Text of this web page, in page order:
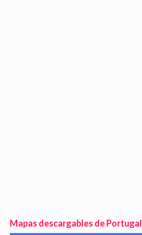
Mapas descargables de Portugal